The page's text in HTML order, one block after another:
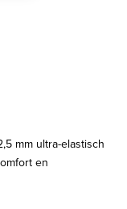
mm ultra-elastisch
en